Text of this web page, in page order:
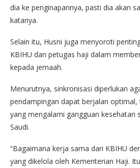
dia ke penginapannya, pasti dia akan
katanya.
Selain itu, Husni juga menyoroti
KBIHU dan petugas haji dalam
kepada jemaah.
Menurutnya, sinkronisasi diperlukan
pendampingan dapat berjalan
yang mengalami gangguan kesehatan
Saudi.
“Bagaimana kerja sama dari KBIHU
yang dikelola oleh Kementerian Haji.